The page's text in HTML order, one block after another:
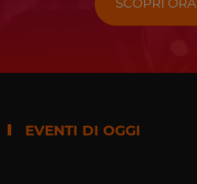
SCOPRI ORA
EVENTI DI OGGI